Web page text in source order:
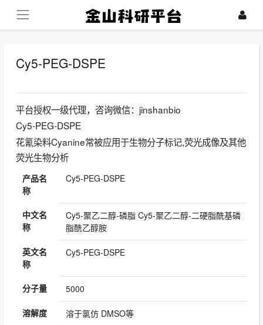
Cy5-PEG-DSPE
平台授权一级代理，咨询微信：jinshanbio
Cy5-PEG-DSPE
花氰染料Cyanine常被应用于生物分子标记,荧光成像及其他
荧光生物分析
产品名
称
Cy5-PEG-DSPE
中文名
称
Cy5-聚乙二醇-磷脂 Cy5-聚乙二醇-二硬脂酰基磷
脂酰乙醇胺
英文名
称
Cy5-PEG-DSPE
分子量 5000
溶解度 溶于氯仿 DMSO等